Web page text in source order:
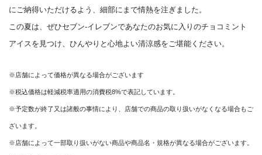
にご納得いただけるよう、細部にまで情熱を注ぎました。
この夏は、ぜひセブン‐イレブンであなたのお気に入りのチョコミント
アイスを見つけ、ひんやりと心地よい清涼感をご堪能ください。
※店舗によって価格が異なる場合がございます
※税込価格は軽減税率適用の消費税8%で表記しています。
※予定数が終了又は諸般の事情により、店舗での商品の取り扱いがなくなる場合もご
ざいます。
※店舗によって一部取り扱いがない商品や商品名・規格が異なる場合がございます。